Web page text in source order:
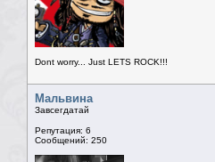
Dont worry... Just LETS ROCK!!!
Мальвина
Завсегдатай
Репутация: 6
Сообщений: 250